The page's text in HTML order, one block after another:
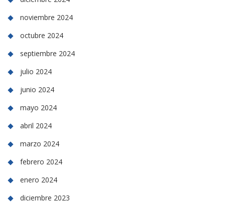
noviembre 2024
octubre 2024
septiembre 2024
julio 2024
junio 2024
mayo 2024
abril 2024
marzo 2024
febrero 2024
enero 2024
diciembre 2023